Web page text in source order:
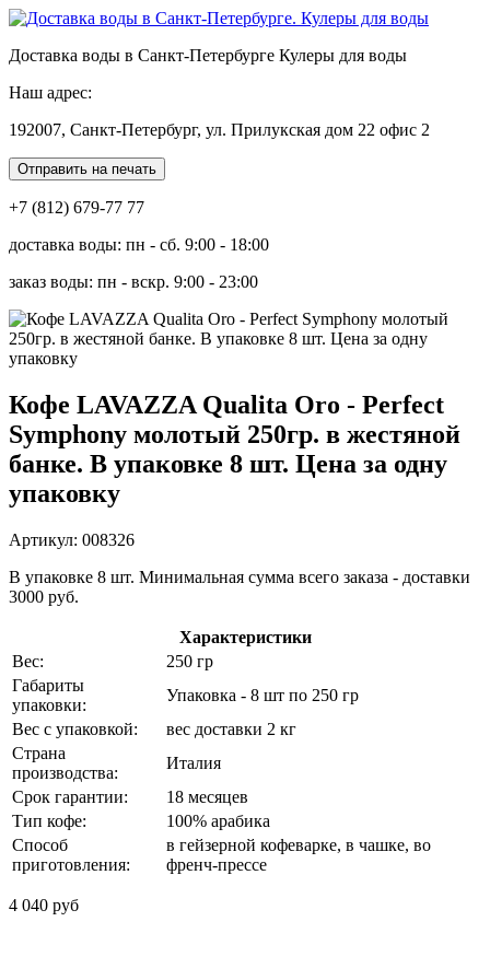
Доставка воды в Санкт-Петербурге Кулеры для воды
Наш адрес:
192007, Санкт-Петербург, ул. Прилукская дом 22 офис 2
Отправить на печать
+7 (812) 679-77 77
доставка воды: пн - сб. 9:00 - 18:00
заказ воды: пн - вскр. 9:00 - 23:00
Кофе LAVAZZA Qualita Oro - Perfect
Symphony молотый 250гр. в жестяной
банке. В упаковке 8 шт. Цена за одну
упаковку
Артикул: 008326
В упаковке 8 шт. Минимальная сумма всего заказа - доставки
3000 руб.
Характеристики
Вес:
250 гр
Габариты
упаковки:
Упаковка - 8 шт по 250 гр
Вес с упаковкой:
вес доставки 2 кг
Страна
производства:
Италия
Срок гарантии:
18 месяцев
Тип кофе:
100% aрабикa
Способ
приготовления:
в гейзерной кофеварке, в чашке, во
френч-прессе
4 040 руб